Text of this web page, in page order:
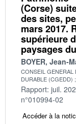
(Corse)
des sites,
mars 2017.
supérieure
paysages
BOYER, Jean-
CONSEIL GENERAL
DURABLE (CGEDD)
Rapport: juil.
n°010994-02
Accéder à la